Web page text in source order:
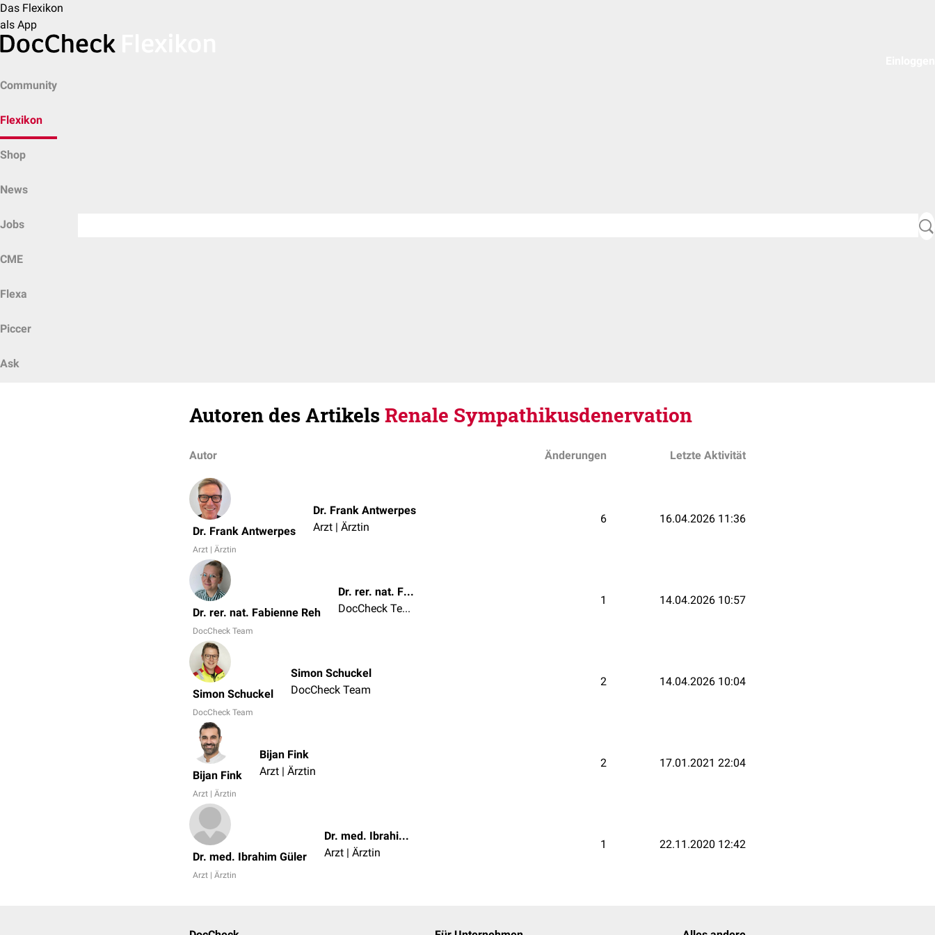
Das Flexikon
als App
Community
Flexikon
Shop
News
Jobs
CME
Flexa
Piccer
Ask
Autoren des ArtikelsRenale Sympathikusdenervation
Autor Änderungen Letzte Aktivität
Dr. Frank Antwerpes
Arzt | Ärztin
Dr. Frank Antwerpes
Arzt | Ärztin
6 16.04.2026 11:36
Dr. rer. nat. Fabienne Reh
DocCheck Team
Dr. rer. nat. Fabienne Reh
DocCheck Team
1 14.04.2026 10:57
Simon Schuckel
DocCheck Team
Simon Schuckel
DocCheck Team
2 14.04.2026 10:04
Bijan Fink
Arzt | Ärztin
Bijan Fink
Arzt | Ärztin
2 17.01.2021 22:04
Dr. med. Ibrahim Güler
Arzt | Ärztin
Dr. med. Ibrahim Güler
Arzt | Ärztin
1 22.11.2020 12:42